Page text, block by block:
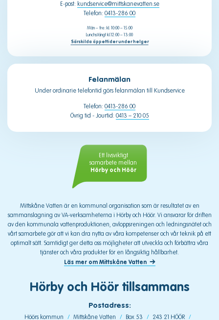
Ett livsviktigt
samarbete mellan
Hörby och Höör
Mittskåne Vatten är en kommunal organisation som är resultatet av en
sammanslagning av VA-verksamheterna i Hörby och Höör. Vi ansvarar för driften
av den kommunala vattenproduktionen, avloppsreningen och ledningsnätet och
vårt samarbete gör att vi kan dra nytta av våra kompetenser och vår teknik på ett
optimalt sätt. Samtidigt ger detta oss möjligheter att utveckla och förbättra våra
tjänster och våra produkter för en långsiktig hållbarhet.
Läs mer om Mittskåne Vatten
E-post: kundservice@mittskanevatten.se
Telefon: 0413-286 00
Mån – fre: kl. 10:00 – 15:00
Lunchstängt kl.12:00 – 13:00
Särskilda öppettider under helger
Felanmälan
Under ordinarie telefontid görs felanmälan till Kundservice
Telefon: 0413-286 00
Övrig tid - Jourtid: 0413 – 210 05
Hörby och Höör tillsammans
Postadress:
Höörs kommun Mittskåne Vatten Box 53 243 21 HÖÖR